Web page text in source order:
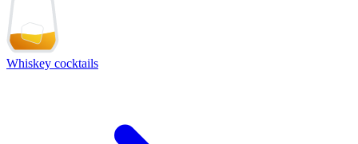
Whiskey cocktails